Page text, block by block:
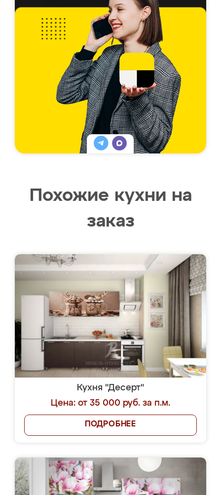
Похожие кухни на
заказ
Кухня "Десерт"
Цена: от 35 000 руб. за п.м.
ПОДРОБНЕЕ